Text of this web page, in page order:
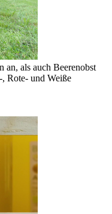
an, als auch Beerenobst
Rote- und Weiße